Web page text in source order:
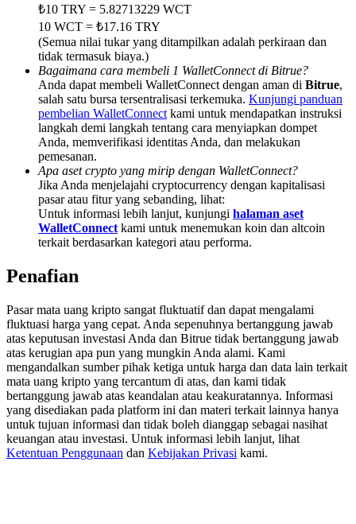
Deposit & Trade BTC to Share 25000 USDT prize pool!
Deposit CASHCAT & Win
Share 500000 CASHCAT prize pool
Exclusive for BitMart Users
Register & Trade to Win 500,000 USDT
Precious Metals Trading Carnival
USDT New User Exclusive 10% APR
USDT Flexible Staking | Daily Rewards
BTC New User Exclusive: 6.5% APR
₺10 TRY = 5.82713229 WCT
10 WCT = ₺17.16 TRY
(Semua nilai tukar yang ditampilkan adalah perkiraan dan
tidak termasuk biaya.)
Bagaimana cara membeli 1 WalletConnect di Bitrue?
Anda dapat membeli WalletConnect dengan aman di Bitrue,
salah satu bursa tersentralisasi terkemuka. Kunjungi panduan
pembelian WalletConnect kami untuk mendapatkan instruksi
langkah demi langkah tentang cara menyiapkan dompet
Anda, memverifikasi identitas Anda, dan melakukan
pemesanan.
Apa aset crypto yang mirip dengan WalletConnect?
Jika Anda menjelajahi cryptocurrency dengan kapitalisasi
pasar atau fitur yang sebanding, lihat:
Untuk informasi lebih lanjut, kunjungi halaman aset
WalletConnect kami untuk menemukan koin dan altcoin
terkait berdasarkan kategori atau performa.
Penafian
Pasar mata uang kripto sangat fluktuatif dan dapat mengalami
fluktuasi harga yang cepat. Anda sepenuhnya bertanggung jawab
atas keputusan investasi Anda dan Bitrue tidak bertanggung jawab
atas kerugian apa pun yang mungkin Anda alami. Kami
mengandalkan sumber pihak ketiga untuk harga dan data lain terkait
mata uang kripto yang tercantum di atas, dan kami tidak
bertanggung jawab atas keandalan atau keakuratannya. Informasi
yang disediakan pada platform ini dan materi terkait lainnya hanya
untuk tujuan informasi dan tidak boleh dianggap sebagai nasihat
keuangan atau investasi. Untuk informasi lebih lanjut, lihat
Ketentuan Penggunaan dan Kebijakan Privasi kami.